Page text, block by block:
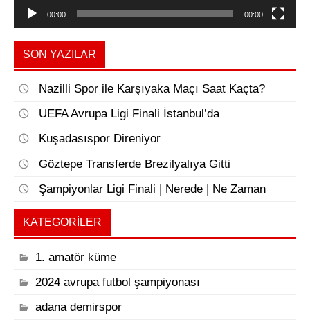
00:00 00:00
SON YAZILAR
Nazilli Spor ile Karşıyaka Maçı Saat Kaçta?
UEFA Avrupa Ligi Finali İstanbul’da
Kuşadasıspor Direniyor
Göztepe Transferde Brezilyalıya Gitti
Şampiyonlar Ligi Finali | Nerede | Ne Zaman
KATEGORILER
1. amatör küme
2024 avrupa futbol şampiyonası
adana demirspor